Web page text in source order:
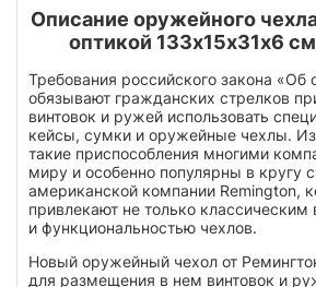
Описание оружейного
оптикой 133х15х31х6
Требования российского закона «Об
обязывают гражданских стрелков
винтовок и ружей использовать
кейсы, сумки и оружейные чехлы.
такие приспособления многими
миру и особенно популярны в кругу
американской компании Remington,
привлекают не только
и функциональностью чехлов.
Новый оружейный чехол от
для размещения в нем винтовок и